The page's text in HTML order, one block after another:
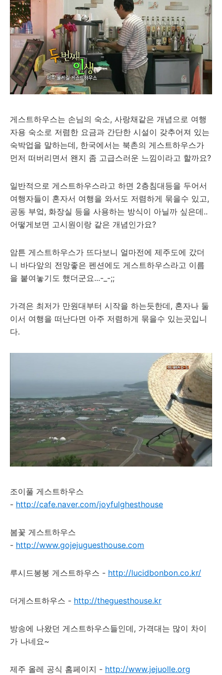
게스트하우스는 손님의 숙소, 사랑채같은 개념으로 여행
자용 숙소로 저렴한 요금과 간단한 시설이 갖추어져 있는
숙박업을 말하는데, 한국에서는 북촌의 게스트하우스가
먼저 떠버리면서 왠지 좀 고급스러운 느낌이라고 할까요?
일반적으로 게스트하우스라고 하면 2층침대등을 두어서
여행자들이 혼자서 여행을 와서도 저렴하게 묶을수 있고,
공동 부엌, 화장실 등을 사용하는 방식이 아닐까 싶은데..
어떻게보면 고시원이랑 같은 개념인가요?
암튼 게스트하우스가 뜨다보니 얼마전에 제주도에 갔더
니 바다앞의 전망좋은 펜션에도 게스트하우스라고 이름
을 붙여놓기도 했더군요...-_-;;
가격은 최저가 만원대부터 시작을 하는듯한데, 혼자나 둘
이서 여행을 떠난다면 아주 저렴하게 묶을수 있는곳입니
다.
조이풀 게스트하우스
- http://cafe.naver.com/joyfulghesthouse
봄꽃 게스트하우스
- http://www.gojejuguesthouse.com
루시드봉봉 게스트하우스 - http://lucidbonbon.co.kr/
더게스트하우스 - http://theguesthouse.kr
방송에 나왔던 게스트하우스들인데, 가격대는 많이 차이
가 나네요~
제주 올레 공식 홈페이지 - http://www.jejuolle.org